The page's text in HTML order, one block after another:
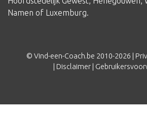
Namen of Luxemburg.
© Vind-een-Coach.be 2010-2026 |
Disclaimer|